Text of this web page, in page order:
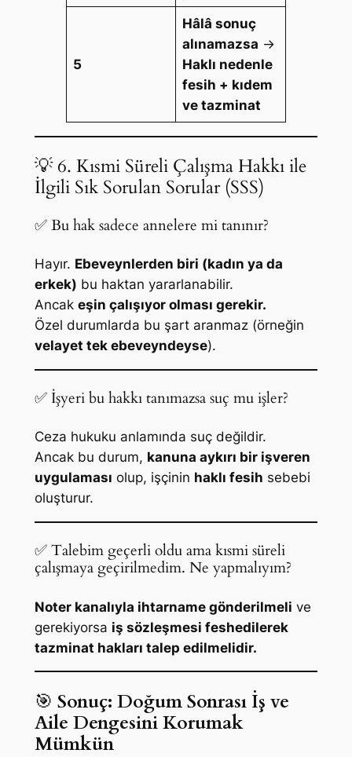
5
Hâlâ sonuç
alınamazsa →
Haklı nedenle
fesih + kıdem
ve tazminat
💡 6. Kısmi Süreli Çalışma Hakkı ile
İlgili Sık Sorulan Sorular (SSS)
✅ Bu hak sadece annelere mi tanınır?
Hayır. Ebeveynlerden biri (kadın ya da
erkek) bu haktan yararlanabilir.
Ancak eşin çalışıyor olması gerekir.
Özel durumlarda bu şart aranmaz (örneğin
velayet tek ebeveyndeyse).
✅ İşyeri bu hakkı tanımazsa suç mu işler?
Ceza hukuku anlamında suç değildir.
Ancak bu durum, kanuna aykırı bir işveren
uygulaması olup, işçinin haklı fesih sebebi
oluşturur.
✅ Talebim geçerli oldu ama kısmi süreli
çalışmaya geçirilmedim. Ne yapmalıyım?
Noter kanalıyla ihtarname gönderilmeli ve
gerekiyorsa iş sözleşmesi feshedilerek
tazminat hakları talep edilmelidir.
🎯 Sonuç: Doğum Sonrası İş ve
Aile Dengesini Korumak
Mümkün